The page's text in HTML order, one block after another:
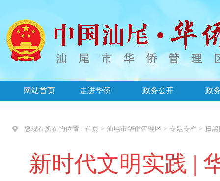
网站首页 走进华侨 政务公开 政
您现在所在的位置 : 首页 > 汕尾市华侨管理区 > 专题专栏 > 扫黑
新时代文明实践 |